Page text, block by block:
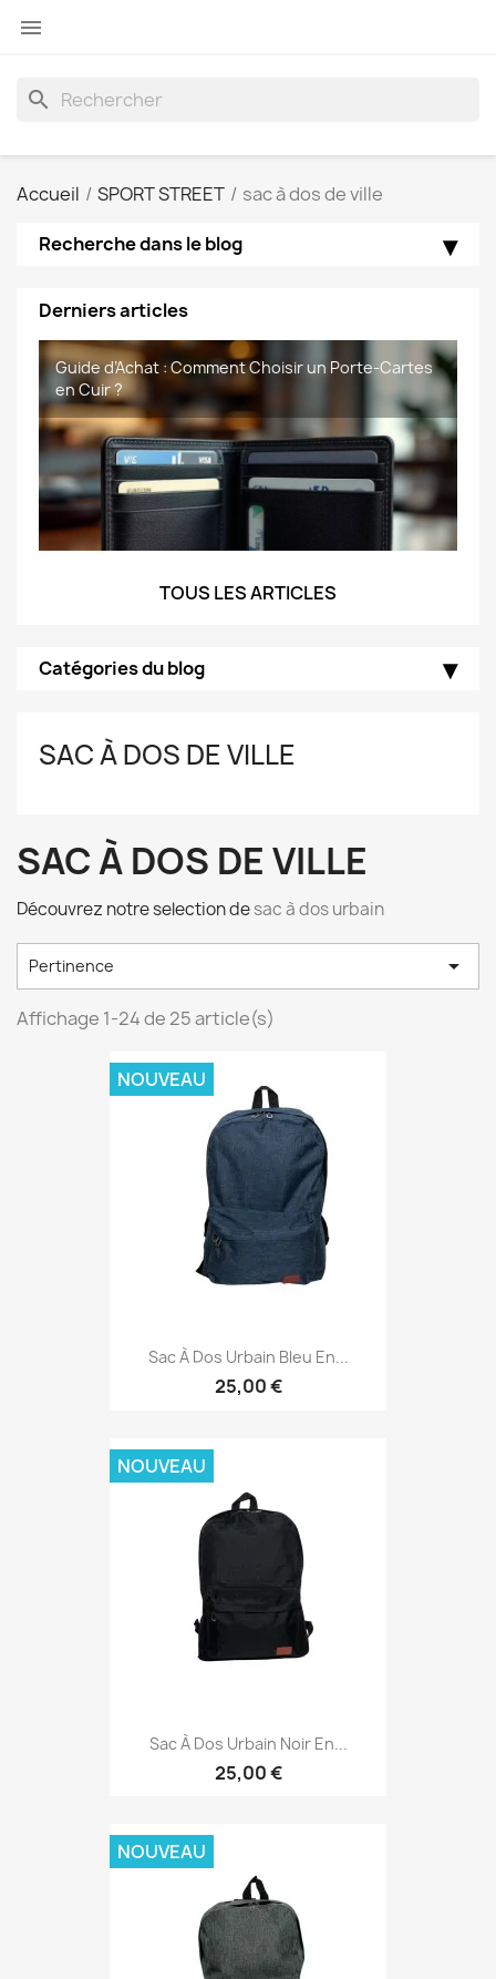

search
Accueil SPORT STREET sac à dos de ville
Recherche dans le blog
Derniers articles
📝 Article : Cuir vs Cuir Synthetique–Quel Matériau
Choisir pour sa Maroquinerie
Foire aux questions portefeuille en cuir de
Maroquinerie-Meaux
foire aux questions sacoches homme de
Maroquinerie-Meaux.com.
Guide d’Achat : Comment Choisir un Porte-Cartes
en Cuir ?
TOUS LES ARTICLES
Catégories du blog
SAC À DOS DE VILLE
SAC À DOS DE VILLE
Découvrez notre selection desac à dos urbain
Pertinence 
Affichage 1-24 de 25 article(s)
Sac À Dos Urbain Bleu En...
25,00 €
NOUVEAU
Sac À Dos Urbain Noir En...
25,00 €
NOUVEAU
NOUVEAU